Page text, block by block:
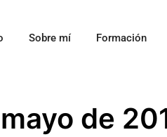
Sobre mí Formación
de